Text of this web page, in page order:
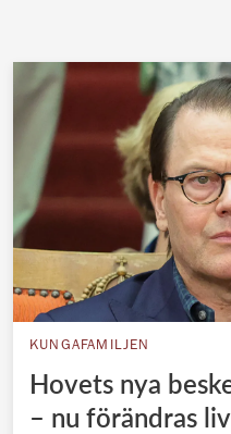
KUNGAFAMILJEN
Hovets nya
– nu förändras